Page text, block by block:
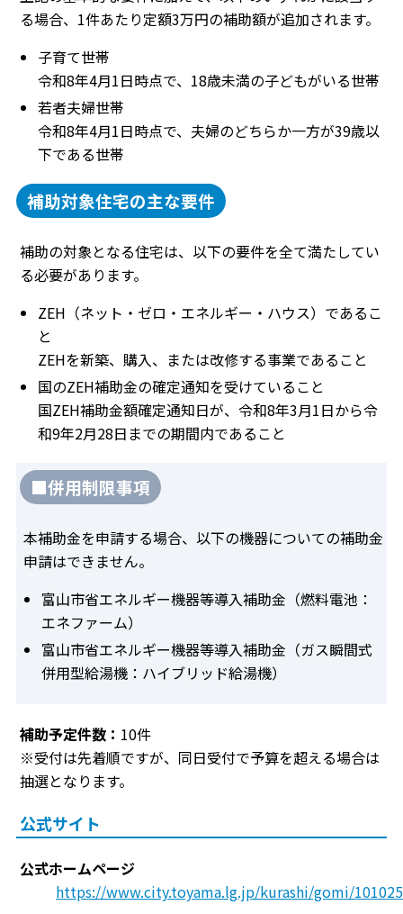
る場合、1件あたり定額3万円の補助額が追加されます。
子育て世帯
令和8年4月1日時点で、18歳未満の子どもがいる世帯
若者夫婦世帯
令和8年4月1日時点で、夫婦のどちらか一方が39歳以
下である世帯
補助対象住宅の主な要件
補助の対象となる住宅は、以下の要件を全て満たしてい
る必要があります。
ZEH（ネット・ゼロ・エネルギー・ハウス）であるこ
と
ZEHを新築、購入、または改修する事業であること
国のZEH補助金の確定通知を受けていること
国ZEH補助金額確定通知日が、令和8年3月1日から令
和9年2月28日までの期間内であること
■併用制限事項
本補助金を申請する場合、以下の機器についての補助金
申請はできません。
富山市省エネルギー機器等導入補助金（燃料電池：
エネファーム）
富山市省エネルギー機器等導入補助金（ガス瞬間式
併用型給湯機：ハイブリッド給湯機）
補助予定件数： 10件
※受付は先着順ですが、同日受付で予算を超える場合は
抽選となります。
公式サイト
公式ホームページ
https://www.city.toyama.lg.jp/kurashi/gomi/